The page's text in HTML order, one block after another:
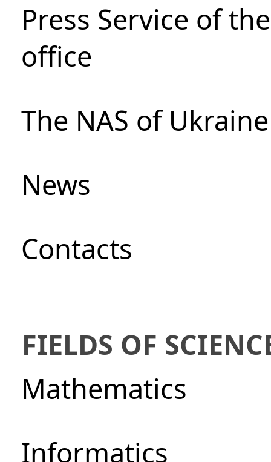
Press Service of
office
The NAS of
News
Сontacts
FIELDS OF
Mathematics
Informatics